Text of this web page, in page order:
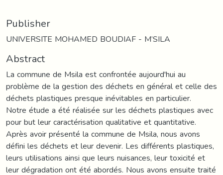
Publisher
UNIVERSITE MOHAMED BOUDIAF - M’SILA
Abstract
La commune de Msila est confrontée aujourd'hui au
problème de la gestion des déchets en général et celle des
déchets plastiques presque inévitables en particulier.
Notre étude a été réalisée sur les déchets plastiques avec
pour but leur caractérisation qualitative et quantitative.
Après avoir présenté la commune de Msila, nous avons
défini les déchets et leur devenir. Les différents plastiques,
leurs utilisations ainsi que leurs nuisances, leur toxicité et
leur dégradation ont été abordés. Nous avons ensuite traité